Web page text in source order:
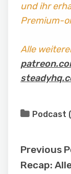
und ihr
Premium-
Alle
Podcast
Previous
Recap: